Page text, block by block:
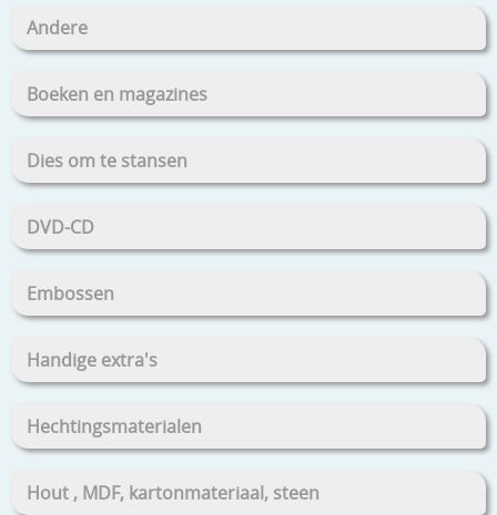
Andere
Boeken en magazines
Dies om te stansen
DVD-CD
Embossen
Handige extra's
Hechtingsmaterialen
Hout , MDF, kartonmateriaal, steen